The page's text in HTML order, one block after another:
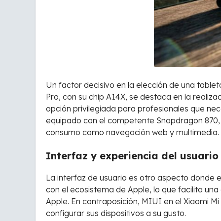
Un factor decisivo en la elección de una
Pro, con su chip A14X, se destaca en la
opción privilegiada para profesionales que
equipado con el competente Snapdragon
consumo como navegación web y multimedia.
Interfaz y experiencia del usuario
La interfaz de usuario es otro aspecto donde
con el ecosistema de Apple, lo que facilita
Apple. En contraposición, MIUI en el Xiaomi
configurar sus dispositivos a su gusto.